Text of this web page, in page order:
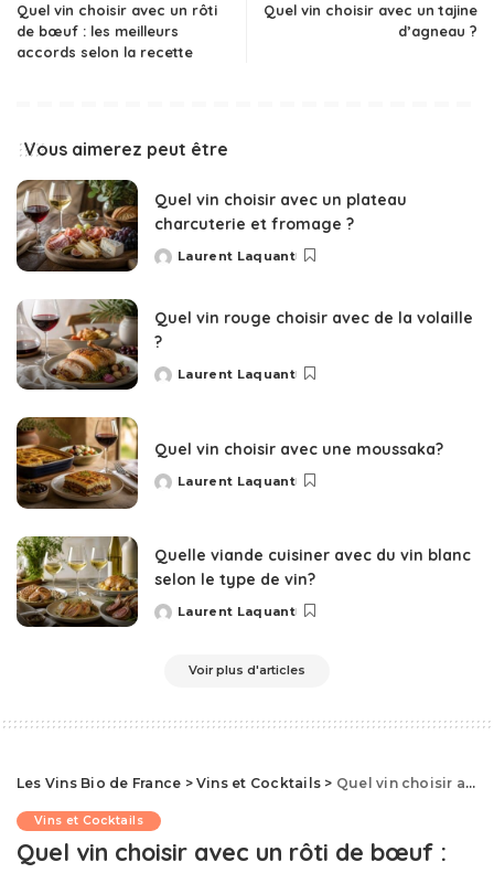
Quel vin choisir avec un rôti
de bœuf : les meilleurs
accords selon la recette
Quel vin choisir avec un tajine
d’agneau ?
Vous aimerez peut être
Quel vin choisir avec un plateau
charcuterie et fromage ?
Posted
Laurent Laquant
Quel vin rouge choisir avec de la volaille
?
Posted
Laurent Laquant
Quel vin choisir avec une moussaka?
Posted
Laurent Laquant
Quelle viande cuisiner avec du vin blanc
selon le type de vin?
Posted
Laurent Laquant
Voir plus d'articles
Les Vins Bio de France >Vins et Cocktails > Quel vin choisir avec un rôti de bœuf : les meilleurs accords selon la recette
Vins et Cocktails
Quel vin choisir avec un rôti de bœuf :